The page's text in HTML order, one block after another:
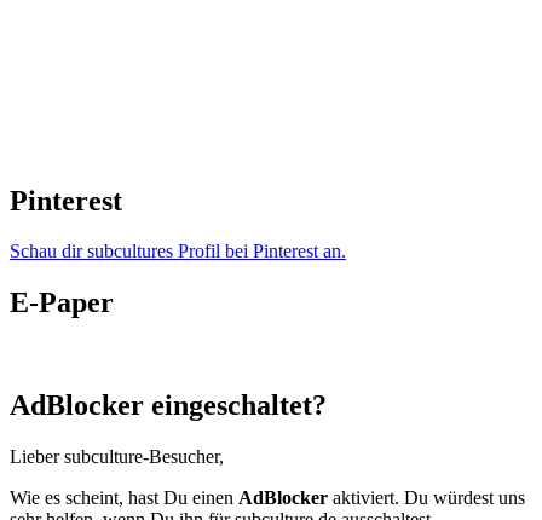
Pinterest
Schau dir subcultures Profil bei Pinterest an.
E-Paper
AdBlocker eingeschaltet?
Lieber subculture-Besucher,
Wie es scheint, hast Du einen AdBlocker aktiviert. Du würdest uns